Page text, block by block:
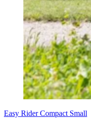
Easy Rider Compact Small